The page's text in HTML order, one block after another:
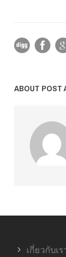
ABOUT POST
เกี่ยวกับเร